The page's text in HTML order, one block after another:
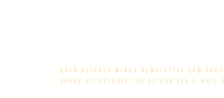
Quer receber minha newsletter com
sobre Astrologia? Só deixar seu e-mail